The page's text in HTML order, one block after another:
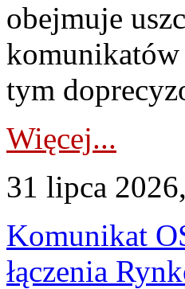
obejmuje
tym
Więcej...
31 lipca
Komunikat
łączenia